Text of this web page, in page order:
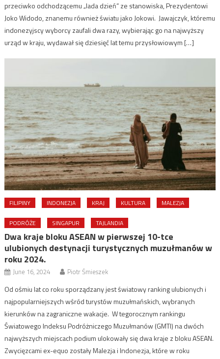
przeciwko odchodzącemu „lada dzień” ze stanowiska, Prezydentowi
Joko Widodo, znanemu również światu jako Jokowi. Jawajczyk, któremu
indonezyjscy wyborcy zaufali dwa razy, wybierając go na najwyższy
urząd w kraju, wydawał się dziesięć lat temu przysłowiowym […]
FILIPINY INDONEZJA KRAJ KULTURA MALEZJA
PODRÓŻE SINGAPUR TAJLANDIA
Dwa kraje bloku ASEAN w pierwszej 10-tce
ulubionych destynacji turystycznych muzułmanów w
roku 2024.
June 16, 2024 Piotr Śmieszek
Od ośmiu lat co roku sporządzany jest światowy ranking ulubionych i
najpopularniejszych wśród turystów muzułmańskich, wybranych
kierunków na zagraniczne wakacje. W tegorocznym rankingu
Światowego Indeksu Podróżniczego Muzułmanów (GMTI) na dwóch
najwyższych miejscach podium ulokowały się dwa kraje z bloku ASEAN.
Zwycięzcami ex-equo zostały Malezja i Indonezja, które w roku